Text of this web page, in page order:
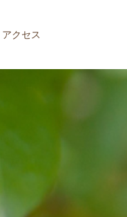
アクセス